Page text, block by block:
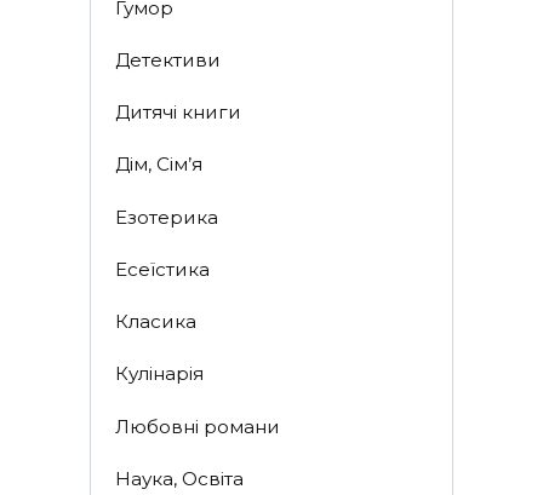
Гумор
Детективи
Дитячі книги
Дім, Сім’я
Езотерика
Есеїстика
Класика
Кулінарія
Любовні романи
Наука, Освіта